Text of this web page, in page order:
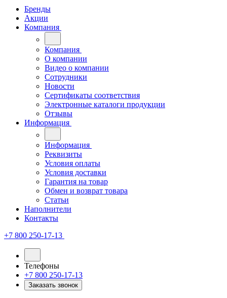
Бренды
Акции
Компания
Компания
О компании
Видео о компании
Сотрудники
Новости
Сертификаты соответствия
Электронные каталоги продукции
Отзывы
Информация
Информация
Реквизиты
Условия оплаты
Условия доставки
Гарантия на товар
Обмен и возврат товара
Статьи
Наполнители
Контакты
+7 800 250-17-13
Телефоны
+7 800 250-17-13
Заказать звонок